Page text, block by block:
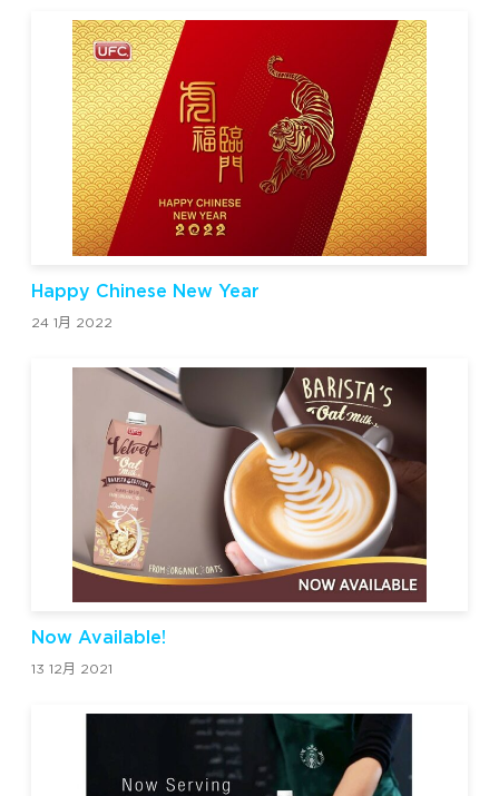
Happy Chinese New Year
24 1月 2022
Now Available!
13 12月 2021